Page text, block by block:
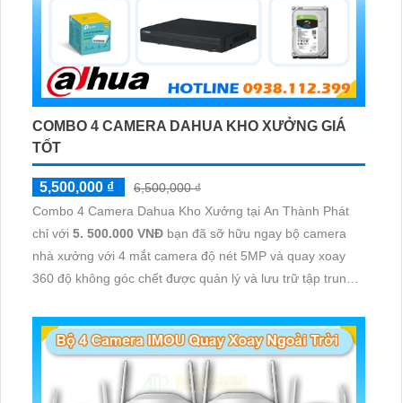
COMBO 4 CAMERA DAHUA KHO XƯỞNG GIÁ
TỐT
5,500,000 ₫
6,500,000 ₫
Combo 4 Camera Dahua Kho Xưởng tại An Thành Phát
chỉ với 5. 500.000 VNĐ bạn đã sỡ hữu ngay bộ camera
nhà xưởng với 4 mắt camera độ nét 5MP và quay xoay
360 độ không góc chết được quản lý và lưu trữ tập trung